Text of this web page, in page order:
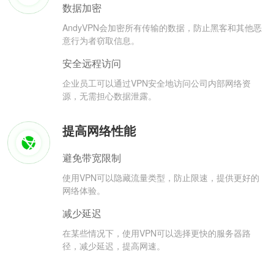
数据加密
AndyVPN会加密所有传输的数据，防止黑客和其他恶
意行为者窃取信息。
安全远程访问
企业员工可以通过VPN安全地访问公司内部网络资
源，无需担心数据泄露。
提高网络性能
避免带宽限制
使用VPN可以隐藏流量类型，防止限速，提供更好的
网络体验。
减少延迟
在某些情况下，使用VPN可以选择更快的服务器路
径，减少延迟，提高网速。